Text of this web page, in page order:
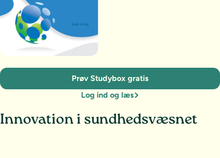
Innovation i sundhedsvæsnet
Prøv Studybox gratis
Log ind og læs